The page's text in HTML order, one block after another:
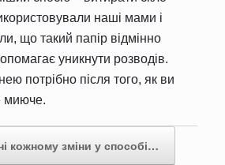
наші мами і
що такий папір відмінно
уникнути розводів.
потрібно після того, як ви
миюче.
кожному зміни у способі…